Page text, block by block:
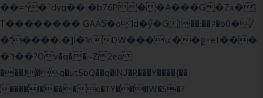
��=^�`dyg�� �b76P��A���G�Zx�]
T�������� GAA5̔�o1d�ӳ�G )��:��ℱ�o0�/
�"����.�]I�1nDW���\c��ջ+et���
�ר��?Ov�q��~Z2ea
���J�q�ut5bQ��q�lǊ�R���Y����{��
����l����c�TY���W�S�?